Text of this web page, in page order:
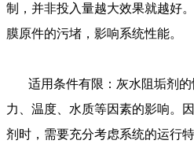
制，并非投入量越大效果就越好
膜原件的污堵，影响系统性能。
适用条件有限： 灰水阻垢剂
力、温度、水质等因素的影响。
剂时，需要充分考虑系统的运行